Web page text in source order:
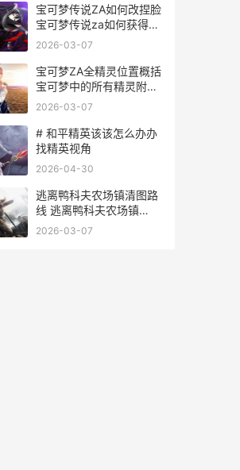
宝可梦传说ZA如何改捏脸
宝可梦传说za如何获得蒂
安希
2026-03-07
宝可梦ZA全精灵位置概括
宝可梦中的所有精灵附图
片名字
2026-03-07
# 和平精英该该怎么办办
找精英视角
2026-04-30
逃离鸭科夫农场镇清图路
线 逃离鸭科夫农场镇
boss
2026-03-07